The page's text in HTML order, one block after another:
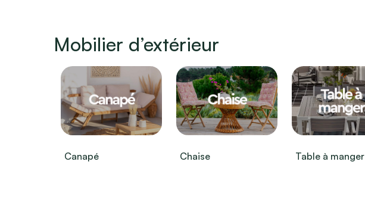
Mobilier d’extérieur
Canapé Chaise Table à manger